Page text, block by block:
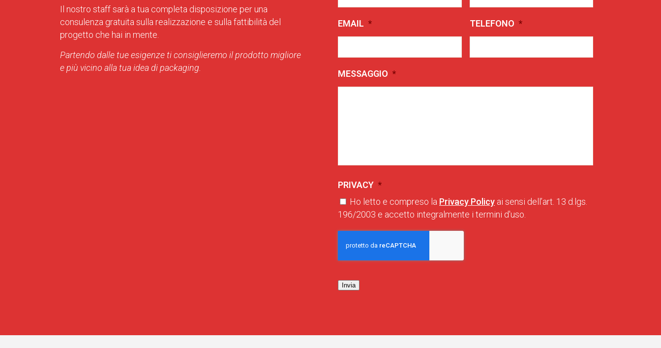
Il nostro staff sarà a tua completa disposizione per una
consulenza gratuita sulla realizzazione e sulla fattibilità del
progetto che hai in mente.
Partendo dalle tue esigenze ti consiglieremo il prodotto migliore
e più vicino alla tua idea di packaging.
EMAIL * TELEFONO *
MESSAGGIO *
PRIVACY *
Ho letto e compreso la Privacy Policy ai sensi dell’art. 13 d.lgs.
196/2003 e accetto integralmente i termini d'uso.
Invia